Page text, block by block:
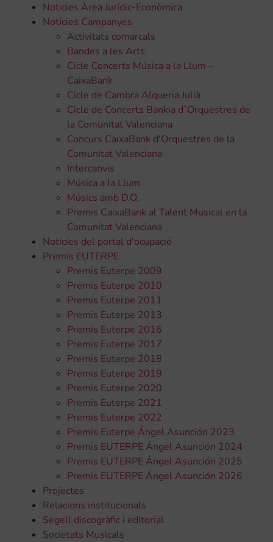
Noticies Àrea Jurídic-Econòmica
Notícies Campanyes
Activitats comarcals
Bandes a les Arts
Cicle Concerts Música a la Llum –
CaixaBank
Cicle de Cambra Alqueria Julià
Cicle de Concerts Bankia d´Orquestres de
la Comunitat Valenciana
Concurs CaixaBank d'Orquestres de la
Comunitat Valenciana
Intercanvis
Música a la Llum
Músics amb D.O.
Premis CaixaBank al Talent Musical en la
Comunitat Valenciana
Noticies del portal d'ocupació
Premis EUTERPE
Premis Euterpe 2009
Premis Euterpe 2010
Premis Euterpe 2011
Premis Euterpe 2013
Premis Euterpe 2016
Premis Euterpe 2017
Premis Euterpe 2018
Premis Euterpe 2019
Premis Euterpe 2020
Premis Euterpe 2021
Premis Euterpe 2022
Premis Euterpe Ángel Asunción 2023
Premis EUTERPE Ángel Asunción 2024
Premis EUTERPE Ángel Asunción 2025
Premis EUTERPE Ángel Asunción 2026
Projectes
Relacions institucionals
Segell discogràfic i editorial
Societats Musicals